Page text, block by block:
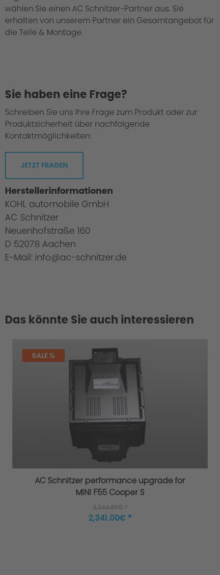
wählen Sie einen AC Schnitzer-Partner aus. Sie
erhalten von unserem Partner ein Gesamtangebot für
die Teile & Montage.
Sie haben eine Frage?
Schreiben Sie uns Ihre Frage zum Produkt oder zur
Produktsicherheit über nachfolgende
Kontaktmöglichkeiten:
JETZT FRAGEN
Herstellerinformationen
KOHL automobile GmbH
AC Schnitzer
Neuenhofstraße 160
D 52078 Aachen
E-Mail: info@ac-schnitzer.de
Das könnte Sie auch interessieren
SALE %
AC Schnitzer performance upgrade for
MINI F55 Cooper S
2,341.00€ *